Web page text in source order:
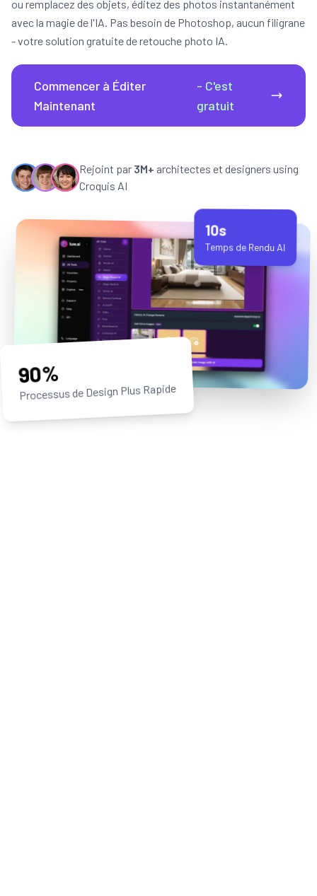
ou remplacez des objets, éditez des photos instantanément
avec la magie de l'IA. Pas besoin de Photoshop, aucun filigrane
- votre solution gratuite de retouche photo IA.
Commencer à Éditer
Maintenant
- C'est
gratuit
Rejoint par 3M+ architectes et designers using
Croquis AI
90%
Processus de Design Plus Rapide
10s
Temps de Rendu AI